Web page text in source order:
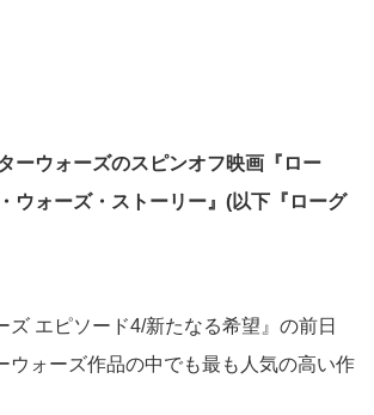
ーウォーズのスピンオフ映画『ロー
ウォーズ・ストーリー』(以下『ローグ
ズ エピソード4/新たなる希望』の前日
ウォーズ作品の中でも最も人気の高い作